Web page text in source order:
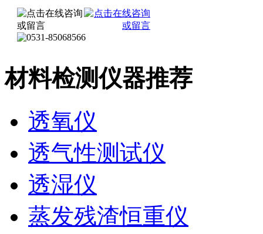
材料检测仪器推荐
透氧仪
透气性测试仪
透湿仪
蒸发残渣恒重仪